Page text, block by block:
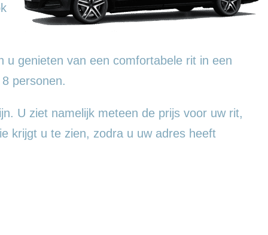
genieten van een comfortabele rit in een
personen.
U ziet namelijk meteen de prijs voor uw rit,
krijgt u te zien, zodra u uw adres heeft